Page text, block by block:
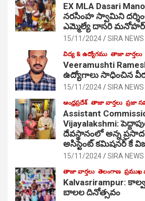
EX MLA Dasari
నరసింహ స్వామిని
ఎమ్మెల్యే దాసరి మనోహర్
15/11/2024 SIRA NEWS
విద్య & ఉద్యోగము తాజా వార్తలు
Veeramushti
ఉద్యోగాలు సాధించిన
15/11/2024 SIRA NEWS
ఆంధ్రప్రదేశ్ తాజా వార్తలు ప్రజా
Assistant
Vijayalakshmi:
దేవస్థానంలో అన్న
అసిస్టెంట్ కమిషనర్ కే
15/11/2024 SIRA NEWS
తాజా వార్తలు తెలంగాణ ప్రముఖ
Kalvasrirampur:
బాలల దినోత్సవం